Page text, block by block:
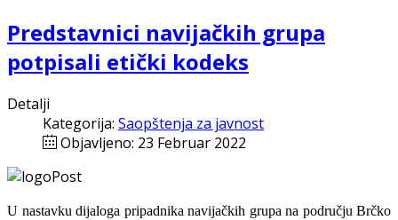
Predstavnici navijačkih grupa
potpisali etički kodeks
Detalji
Kategorija: Saopštenja za javnost
Objavljeno: 23 Februar 2022
U nastavku dijaloga pripadnika navijačkih grupa na području Brčko